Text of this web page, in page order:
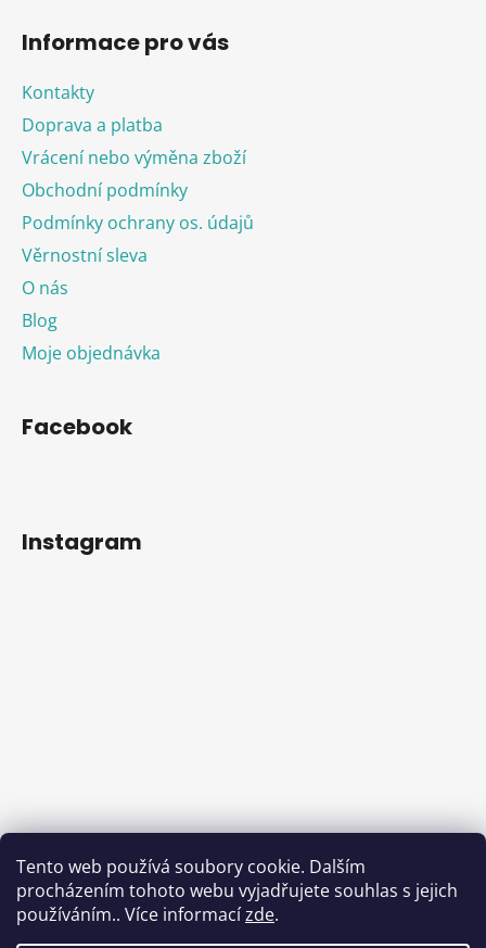
Tento web používá soubory cookie. Dalším
procházením tohoto webu vyjadřujete souhlas s jejich
používáním.. Více informacízde.
Informace pro vás
Kontakty
Doprava a platba
Vrácení nebo výměna zboží
Obchodní podmínky
Podmínky ochrany os. údajů
Věrnostní sleva
O nás
Blog
Moje objednávka
Facebook
Instagram